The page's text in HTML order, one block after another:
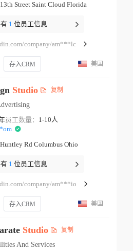
Street Saint Cloud Florida
1 位员工信息
company/am***lc
存入CRM 美国
Studio 复制
员工数量： 1-10人
Rd Columbus Ohio
1 位员工信息
company/am***io
存入CRM 美国
Studio 复制
And Services